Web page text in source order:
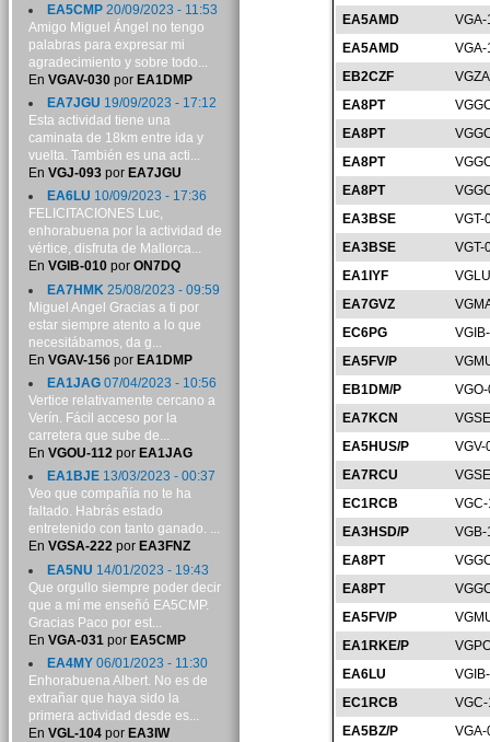
EA5AMD
EA5AMD
EB2CZF
EA8PT
EA8PT
EA8PT
EA8PT
EA3BSE
VGT-
EA3BSE
VGT-
EA1IYF
EA7GVZ
EC6PG
EA5FV/P
EB1DM/P
EA7KCN
EA5HUS/P
VGV-
EA7RCU
EC1RCB
EA3HSD/P
EA8PT
EA8PT
EA5FV/P
EA1RKE/P
EA6LU
EC1RCB
EA5BZ/P
EA5CMP20/09/2023 - 11:53
Amigo Miguel Ángel no tengo
palabras para expresar mi
agradecimiento y sobre todo...
En VGAV-030por EA1DMP
EA7JGU 19/09/2023 - 17:12
Esta actividad tiene una
caminata de 18km entre ida y
vuelta. También es una acti...
En VGJ-093por EA7JGU
EA6LU 10/09/2023 - 17:36
FELICITACIONES Luc,
enhorabuena por la actividad de
vértice, disfruta de Mallorca...
En VGIB-010por ON7DQ
EA7HMK 25/08/2023 - 09:59
Miguel Angel Gracias a ti por
estar siempre atento a lo que
necesitábamos, da g...
En VGAV-156por EA1DMP
EA1JAG07/04/2023 - 10:56
Vertice relativamente cercano a
Verín. Fácil acceso por la
carretera que sube de...
En VGOU-112por EA1JAG
EA1BJE13/03/2023 - 00:37
Veo que compañía no te ha
faltado. Habrás estado
entretenido con tanto ganado. ...
En VGSA-222por EA3FNZ
EA5NU 14/01/2023 - 19:43
Que orgullo siempre poder decir
que a mí me enseñó EA5CMP.
Gracias Paco por est...
En VGA-031 por EA5CMP
EA4MY06/01/2023 - 11:30
Enhorabuena Albert. No es de
extrañar que haya sido la
primera actividad desde es...
En VGL-104por EA3IW